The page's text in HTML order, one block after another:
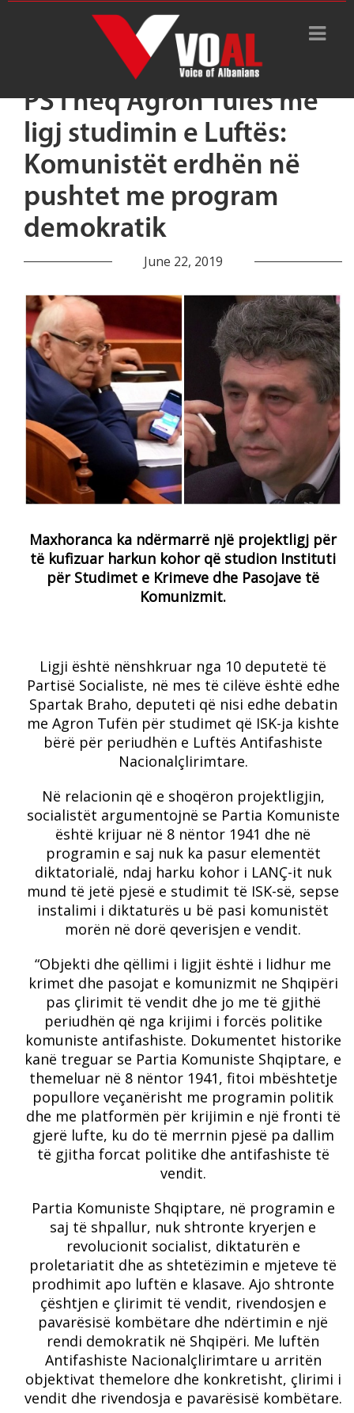
PS i heq Agron Tufës me
ligj studimin e Luftës:
Komunistët erdhën në
pushtet me program
demokratik
June 22, 2019
Maxhoranca ka ndërmarrë një projektligj për
të kufizuar harkun kohor që studion Instituti
për Studimet e Krimeve dhe Pasojave të
Komunizmit.
Ligji është nënshkruar nga 10 deputetë të
Partisë Socialiste, në mes të cilëve është edhe
Spartak Braho, deputeti që nisi edhe debatin
me Agron Tufën për studimet që ISK-ja kishte
bërë për periudhën e Luftës Antifashiste
Nacionalçlirimtare.
Në relacionin që e shoqëron projektligjin,
socialistët argumentojnë se Partia Komuniste
është krijuar në 8 nëntor 1941 dhe në
programin e saj nuk ka pasur elementët
diktatorialë, ndaj harku kohor i LANÇ-it nuk
mund të jetë pjesë e studimit të ISK-së, sepse
instalimi i diktaturës u bë pasi komunistët
morën në dorë qeverisjen e vendit.
“Objekti dhe qëllimi i ligjit është i lidhur me
krimet dhe pasojat e komunizmit ne Shqipëri
pas çlirimit të vendit dhe jo me të gjithë
periudhën që nga krijimi i forcës politike
komuniste antifashiste. Dokumentet historike
kanë treguar se Partia Komuniste Shqiptare, e
themeluar në 8 nëntor 1941, fitoi mbështetje
popullore veçanërisht me programin politik
dhe me platformën për krijimin e një fronti të
gjerë lufte, ku do të merrnin pjesë pa dallim
të gjitha forcat politike dhe antifashiste të
vendit.
Partia Komuniste Shqiptare, në programin e
saj të shpallur, nuk shtronte kryerjen e
revolucionit socialist, diktaturën e
proletariatit dhe as shtetëzimin e mjeteve të
prodhimit apo luftën e klasave. Ajo shtronte
çështjen e çlirimit të vendit, rivendosjen e
pavarësisë kombëtare dhe ndërtimin e një
rendi demokratik në Shqipëri. Me luftën
Antifashiste Nacionalçlirimtare u arritën
objektivat themelore dhe konkretisht, çlirimi i
vendit dhe rivendosja e pavarësisë kombëtare.